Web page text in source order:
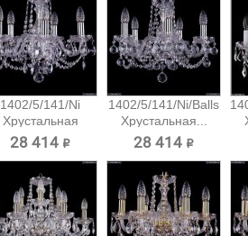
1402/5/141/Ni
Хрустальная
подвесная...
28 414 ₽
1402/5/141/Ni/Balls
Хрустальная...
28 414 ₽